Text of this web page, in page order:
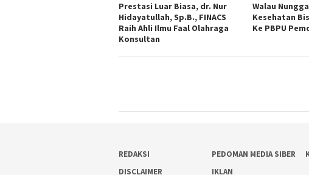
Prestasi Luar Biasa, dr. Nur
Hidayatullah, Sp.B., FINACS
Raih Ahli Ilmu Faal Olahraga
Konsultan
Walau
Kesehatan
Ke PBPU
REDAKSI PEDOMAN MEDIA SIBER
DISCLAIMER
IKLAN